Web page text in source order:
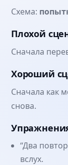
Схема:
Плохой
Сначала
Хороший
Сначала как
снова.
“Два
вслух.